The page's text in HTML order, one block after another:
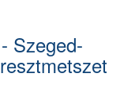
Szeged-